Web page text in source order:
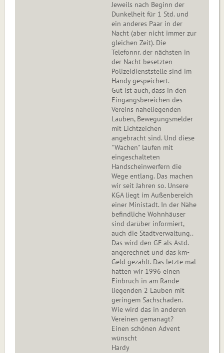
Jeweils nach Beginn der
Dunkelheit für 1 Std. und
ein anderes Paar in der
Nacht (aber nicht immer zur
gleichen Zeit). Die
Telefonnr. der nächsten in
der Nacht besetzten
Polizeidienststelle sind im
Handy gespeichert.
Gut ist auch, dass in den
Eingangsbereichen des
Vereins naheliegenden
Lauben, Bewegungsmelder
mit Lichtzeichen
angebracht sind. Und diese
"Wachen" laufen mit
eingeschalteten
Handscheinwerfern die
Wege entlang. Das machen
wir seit Jahren so. Unsere
KGA liegt im Außenbereich
einer Ministadt. In der Nähe
befindliche Wohnhäuser
sind darüber informiert,
auch die Stadtverwaltung..
Das wird den GF als Astd.
angerechnet und das km-
Geld gezahlt. Das letzte mal
hatten wir 1996 einen
Einbruch in am Rande
liegenden 2 Lauben mit
geringem Sachschaden.
Wie wird das in anderen
Vereinen gemanagt?
Einen schönen Advent
wünscht
Hardy